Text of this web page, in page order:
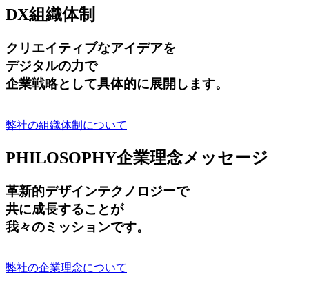
DX組織体制
クリエイティブなアイデアを
デジタルの力で
企業戦略として具体的に展開します。
弊社の組織体制について
PHILOSOPHY企業理念メッセージ
革新的デザインテクノロジーで
共に成長することが
我々のミッションです。
弊社の企業理念について